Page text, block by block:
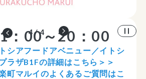
4 / 4
：00～20：00
シアフードアベニュー／イトシ
ラザB1Fの詳細はこちら＞＞
町マルイのよくあるご質問はこ